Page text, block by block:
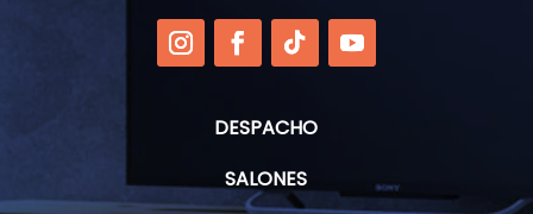
DESPACHO
SALONES